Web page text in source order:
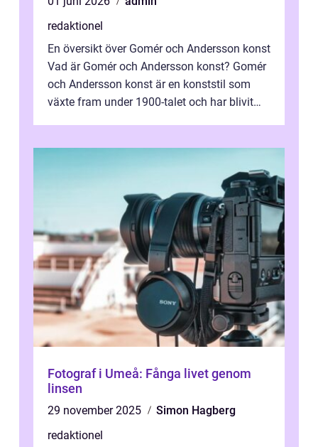
redaktionel
En översikt över Gomér och Andersson konst
Vad är Gomér och Andersson konst? Gomér
och Andersson konst är en konststil som
växte fram under 1900-talet och har blivit
Fotograf i Umeå: Fånga livet genom
linsen
29 november 2025
Simon Hagberg
redaktionel